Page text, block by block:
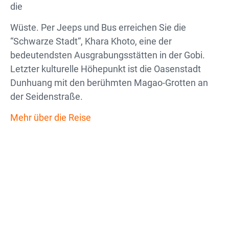
die
Wüste. Per Jeeps und Bus erreichen Sie die
“Schwarze Stadt“, Khara Khoto, eine der
bedeutendsten Ausgrabungsstätten in der Gobi.
Letzter kulturelle Höhepunkt ist die Oasenstadt
Dunhuang mit den berühmten Magao-Grotten an
der Seidenstraße.
Mehr über die Reise